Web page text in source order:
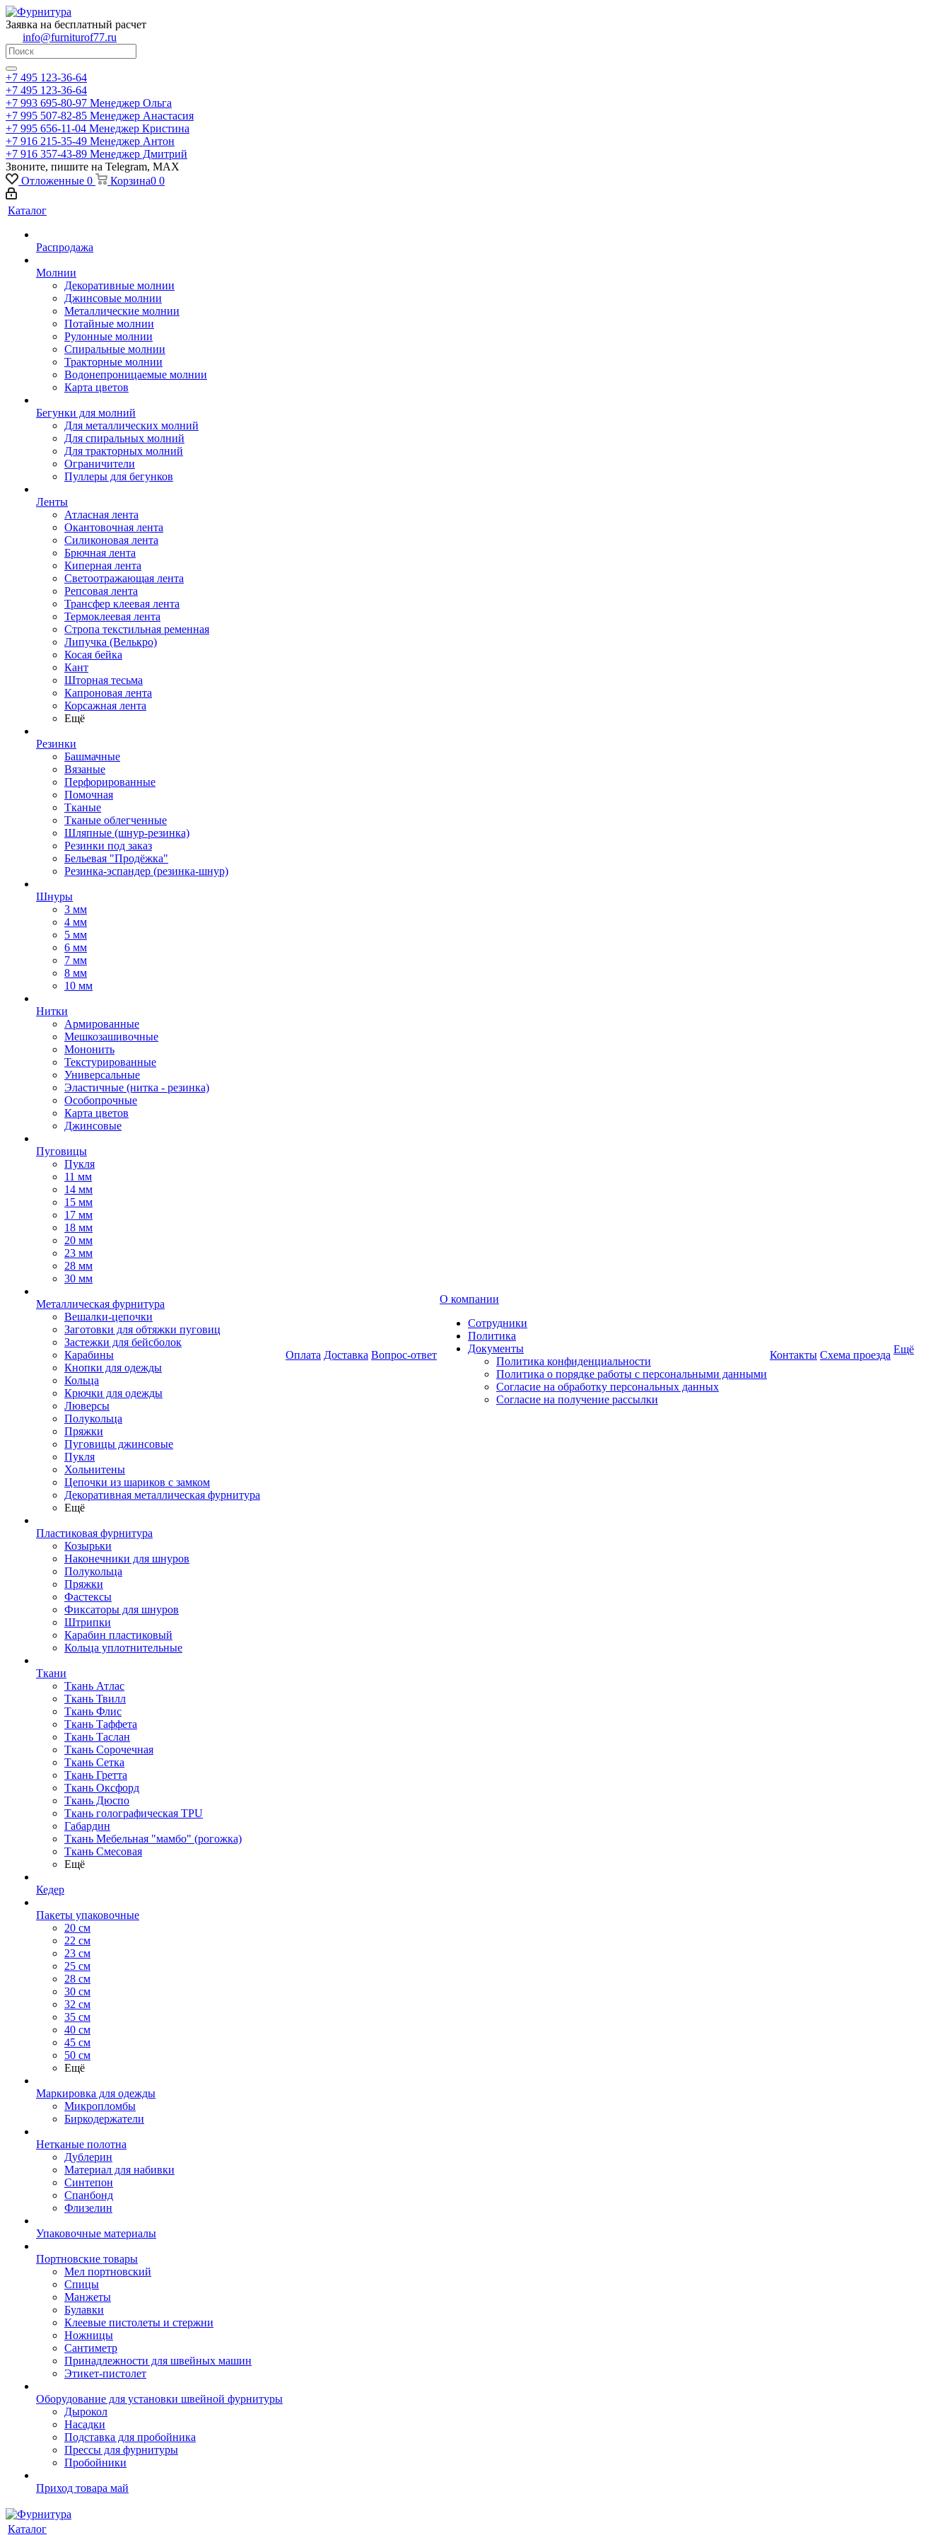
Заявка на бесплатный расчет
info@furniturof77.ru
+7 495 123-36-64
+7 495 123-36-64
+7 993 695-80-97 Менеджер Ольга
+7 995 507-82-85 Менеджер Анастасия
+7 995 656-11-04 Менеджер Кристина
+7 916 215-35-49 Менеджер Антон
+7 916 357-43-89 Менеджер Дмитрий
Звоните, пишите на Telegram, MAX
Отложенные 0 Корзина0 0
Каталог
Распродажа
Молнии
Декоративные молнии
Джинсовые молнии
Металлические молнии
Потайные молнии
Рулонные молнии
Спиральные молнии
Тракторные молнии
Водонепроницаемые молнии
Карта цветов
Бегунки для молний
Для металлических молний
Для спиральных молний
Для тракторных молний
Ограничители
Пуллеры для бегунков
Ленты
Атласная лента
Окантовочная лента
Силиконовая лента
Брючная лента
Киперная лента
Светоотражающая лента
Репсовая лента
Трансфер клеевая лента
Термоклеевая лента
Стропа текстильная ременная
Липучка (Велькро)
Косая бейка
Кант
Шторная тесьма
Капроновая лента
Корсажная лента
Ещё
Резинки
Башмачные
Вязаные
Перфорированные
Помочная
Тканые
Тканые облегченные
Шляпные (шнур-резинка)
Резинки под заказ
Бельевая "Продёжка"
Резинка-эспандер (резинка-шнур)
Шнуры
3 мм
4 мм
5 мм
6 мм
7 мм
8 мм
10 мм
Нитки
Армированные
Мешкозашивочные
Мононить
Текстурированные
Универсальные
Эластичные (нитка - резинка)
Особопрочные
Карта цветов
Джинсовые
Пуговицы
Пукля
11 мм
14 мм
15 мм
17 мм
18 мм
20 мм
23 мм
28 мм
30 мм
Металлическая фурнитура
Вешалки-цепочки
Заготовки для обтяжки пуговиц
Застежки для бейсболок
Карабины
Кнопки для одежды
Кольца
Крючки для одежды
Люверсы
Полукольца
Пряжки
Пуговицы джинсовые
Пукля
Хольнитены
Цепочки из шариков с замком
Декоративная металлическая фурнитура
Ещё
Пластиковая фурнитура
Козырьки
Наконечники для шнуров
Полукольца
Пряжки
Фастексы
Фиксаторы для шнуров
Штрипки
Карабин пластиковый
Кольца уплотнительные
Ткани
Ткань Атлас
Ткань Твилл
Ткань Флис
Ткань Таффета
Ткань Таслан
Ткань Сорочечная
Ткань Сетка
Ткань Гретта
Ткань Оксфорд
Ткань Дюспо
Ткань голографическая TPU
Габардин
Ткань Мебельная "мамбо" (рогожка)
Ткань Смесовая
Ещё
Кедер
Пакеты упаковочные
20 см
22 см
23 см
25 см
28 см
30 см
32 см
35 см
40 см
45 см
50 см
Ещё
Маркировка для одежды
Микропломбы
Биркодержатели
Нетканые полотна
Дублерин
Материал для набивки
Синтепон
Спанбонд
Флизелин
Упаковочные материалы
Портновские товары
Мел портновский
Спицы
Манжеты
Булавки
Клеевые пистолеты и стержни
Ножницы
Сантиметр
Принадлежности для швейных машин
Этикет-пистолет
Оборудование для установки швейной фурнитуры
Дырокол
Насадки
Подставка для пробойника
Прессы для фурнитуры
Пробойники
Приход товара май
Оплата Доставка Вопрос-ответ
О компании
Сотрудники
Политика
Документы
Политика конфиденциальности
Политика о порядке работы с персональными данными
Согласие на обработку персональных данных
Согласие на получение рассылки
Контакты Схема проезда Ещё
Каталог